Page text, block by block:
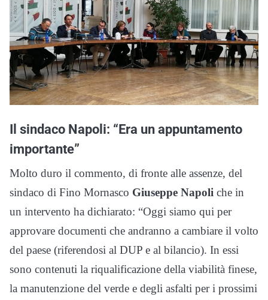
Il sindaco Napoli: “Era un appuntamento
importante”
Molto duro il commento, di fronte alle assenze, del
sindaco di Fino Mornasco Giuseppe Napoli che in
un intervento ha dichiarato: “Oggi siamo qui per
approvare documenti che andranno a cambiare il volto
del paese (riferendosi al DUP e al bilancio). In essi
sono contenuti la riqualificazione della viabilità finese,
la manutenzione del verde e degli asfalti per i prossimi